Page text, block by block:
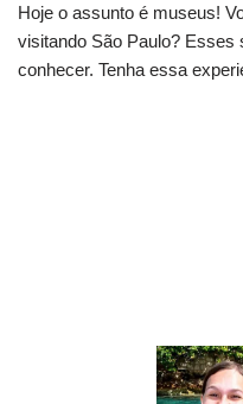
Hoje o assunto é museus!
visitando São Paulo? Esses
conhecer. Tenha essa